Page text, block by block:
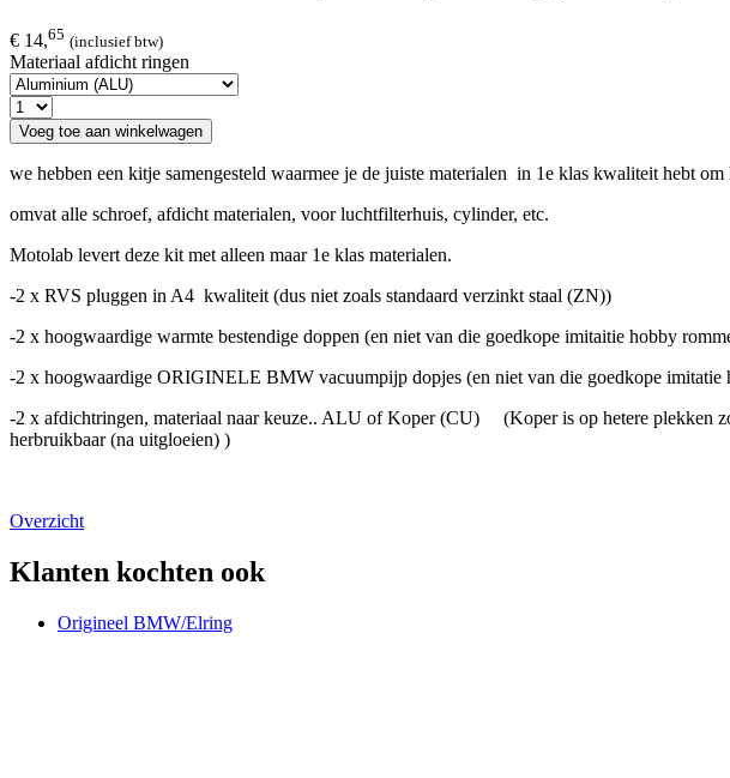
€ 14,65 (inclusief btw)
Materiaal afdicht ringen
Voeg toe aan winkelwagen
we hebben een kitje samengesteld waarmee je de juiste materialen in 1e klas kwaliteit hebt
omvat alle schroef, afdicht materialen, voor luchtfilterhuis, cylinder, etc.
Motolab levert deze kit met alleen maar 1e klas materialen.
-2 x RVS pluggen in A4 kwaliteit (dus niet zoals standaard verzinkt staal (ZN))
-2 x hoogwaardige warmte bestendige doppen (en niet van die goedkope imitaitie hobby
-2 x hoogwaardige ORIGINELE BMW vacuumpijp dopjes (en niet van die goedkope imitatie
-2 x afdichtringen, materiaal naar keuze.. ALU of Koper (CU) (Koper is op hetere plekken
herbruikbaar (na uitgloeien) )
Overzicht
Klanten kochten ook
Origineel BMW/Elring